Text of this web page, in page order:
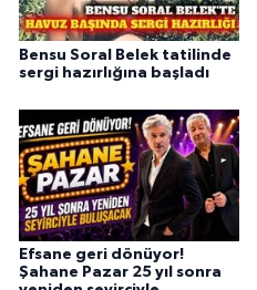
Bensu Soral Belek tatilinde
sergi hazırlığına başladı
Efsane geri dönüyor!
Şahane Pazar 25 yıl sonra